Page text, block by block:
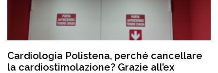
Cardiologia Polistena, perché cancellare
la cardiostimolazione? Grazie all’ex